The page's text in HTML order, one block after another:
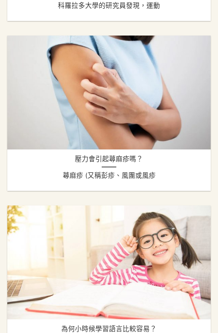
科羅拉多大學的研究員發現，運動
壓力會引起蕁麻疹嗎？
蕁麻疹 (又稱彭疹、風團或風疹
為何小時候學習語言比較容易？